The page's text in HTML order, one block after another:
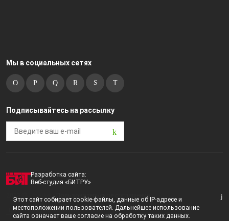
Мы в социальных сетях
Подписывайтесь на рассылку
Разработка сайта:
Веб-студия «БИТРУ»
2023 © i-market |
Пользовательское соглашение
Политика конфиденциальности
Этот сайт собирает cookie-файлы, данные об IP-адресе и
местоположении пользователей. Дальнейшее использование
сайта означает ваше согласие на обработку таких данных.